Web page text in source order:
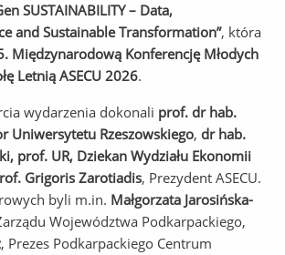
SUSTAINABILITY – Data,
and Sustainable Transformation”, która
Międzynarodową Konferencję Młodych
Letnią ASECU 2026.
wydarzenia dokonali prof. dr hab.
Uniwersytetu Rzeszowskiego, dr hab.
prof. UR, Dziekan Wydziału Ekonomii
Grigoris Zarotiadis, Prezydent ASECU.
byli m.in. Małgorzata Jarosińska-
Województwa Podkarpackiego,
, Prezes Podkarpackiego Centrum